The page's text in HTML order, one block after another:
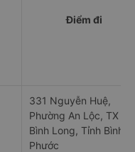
Điểm đi
331 Nguyễn Huệ,
Phường An Lộc, TX
Bình Long, Tỉnh Bình
Phước